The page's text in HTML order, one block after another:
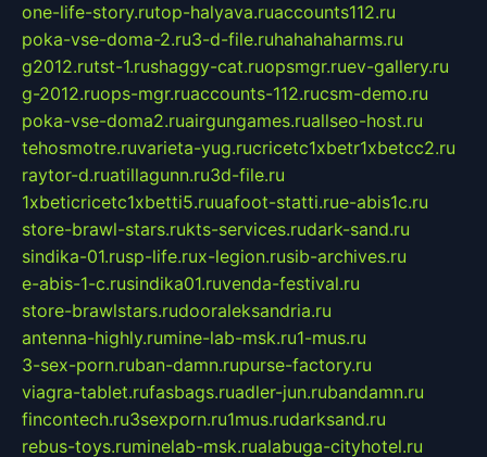
one-life-story.rutop-halyava.ruaccounts112.ru
poka-vse-doma-2.ru3-d-file.ruhahahaharms.ru
g2012.rutst-1.rushaggy-cat.ruopsmgr.ruev-gallery.ru
g-2012.ruops-mgr.ruaccounts-112.rucsm-demo.ru
poka-vse-doma2.ruairgungames.ruallseo-host.ru
tehosmotre.ruvarieta-yug.rucricetc1xbetr1xbetcc2.ru
raytor-d.ruatillagunn.ru3d-file.ru
1xbeticricetc1xbetti5.ruuafoot-statti.rue-abis1c.ru
store-brawl-stars.rukts-services.rudark-sand.ru
sindika-01.rusp-life.rux-legion.rusib-archives.ru
e-abis-1-c.rusindika01.ruvenda-festival.ru
store-brawlstars.rudooraleksandria.ru
antenna-highly.rumine-lab-msk.ru1-mus.ru
3-sex-porn.ruban-damn.rupurse-factory.ru
viagra-tablet.rufasbags.ruadler-jun.rubandamn.ru
fincontech.ru3sexporn.ru1mus.rudarksand.ru
rebus-toys.ruminelab-msk.rualabuga-cityhotel.ru